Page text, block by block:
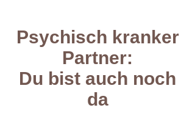
Psychisch kranker
Partner:
Du bist auch noch
da